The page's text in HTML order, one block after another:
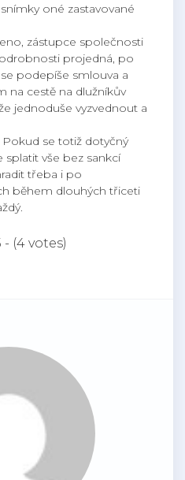
oné zastavované
zástupce společnosti
projedná, po
podepíše smlouva a
na cestě na dlužníkův
jednoduše vyzvednout a
Pokud se totiž dotyčný
vše bez sankcí
třeba i po
během dlouhých třiceti
- (4 votes)